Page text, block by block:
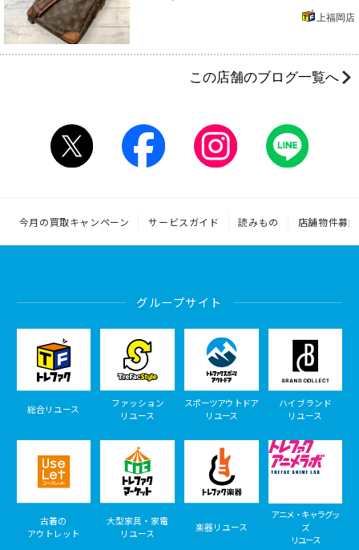
上福岡店
この店舗のブログ一覧へ
今月の買取キャンペーン サービスガイド 読みもの 店舗物件募集
グループサイト
総合リユース
ファッション
リユース
スポーツアウトドア
リユース
ハイブランド
リユース
古着の
アウトレット
大型家具・家電
リユース
楽器リユース
アニメ・キャラグッ
ズ
リユース